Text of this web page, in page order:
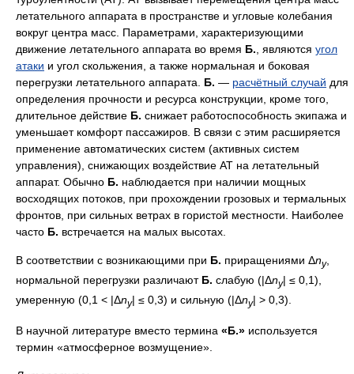
летательного аппарата в пространстве и угловые колебания
вокруг центра масс. Параметрами, характеризующими
движение летательного аппарата во время Б. , являются угол
атаки и угол скольжения, а также нормальная и боковая
перегрузки летательного аппарата. Б. — расчётный случай для
определения прочности и ресурса конструкции, кроме того,
длительное действие Б. снижает работоспособность экипажа и
уменьшает комфорт пассажиров. В связи с этим расширяется
применение автоматических систем (активных систем
управления), снижающих воздействие AT на летательный
аппарат. Обычно Б. наблюдается при наличии мощных
восходящих потоков, при прохождении грозовых и термальных
фронтов, при сильных ветрах в гористой местности. Наиболее
часто Б. встречается на малых высотах.
В соответствии с возникающими при Б. приращениями Δny,
нормальной перегрузки различают Б. слабую (|Δny| ≤ 0,1),
умеренную (0,1 < |Δny| ≤ 0,3) и сильную (|Δny| > 0,3).
В научной литературе вместо термина «Б.» используется
термин «атмосферное возмущение».